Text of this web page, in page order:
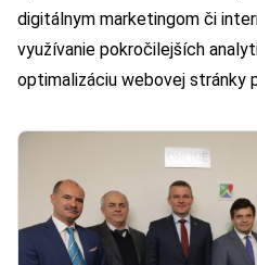
digitálnym marketingom či
využívanie pokročilejších
optimalizáciu webovej stránky